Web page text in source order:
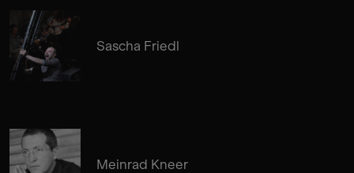
Sascha Friedl
Meinrad Kneer